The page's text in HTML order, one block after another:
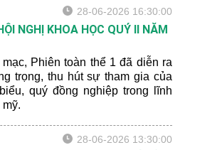
28-06-2026 16:30:00
NGHỊ KHOA HỌC QUÝ II NĂM
Phiên toàn thể 1 đã diễn ra
trọng, thu hút sự tham gia của
quý đồng nghiệp trong lĩnh
28-06-2026 13:30:00